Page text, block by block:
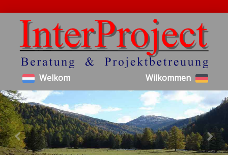
Welkom Wilkommen